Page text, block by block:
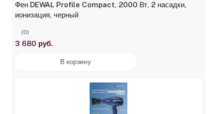
Фен DEWAL Profile Compact, 2000 Вт, 2 насадки,
ионизация, черный
(0)
3 680 руб.
В корзину